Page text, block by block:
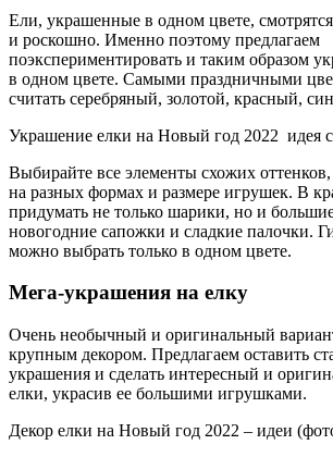
Ели, украшенные в одном цвете,
и роскошно. Именно поэтому предлагаем
поэкспериментировать и таким образом
в одном цвете. Самыми праздничными
считать серебряный, золотой, красный,
Украшение елки на Новый год 2022 идея
Выбирайте все элементы схожих оттенков,
на разных формах и размере игрушек. В
придумать не только шарики, но и
новогодние сапожки и сладкие палочки.
можно выбрать только в одном цвете.
Мега-украшения на елку
Очень необычный и оригинальный
крупным декором. Предлагаем оставить
украшения и сделать интересный и
елки, украсив ее большими игрушками.
Декор елки на Новый год 2022 – идеи